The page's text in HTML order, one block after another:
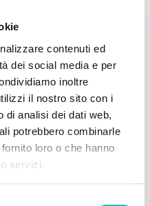
contenuti ed
dei social media e per
inoltre
il nostro sito con i
di analisi dei dati web,
potrebbero combinarle
loro o che hanno
servizi.